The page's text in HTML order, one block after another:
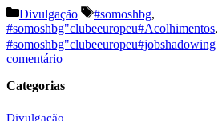
Categorias
Divulgação Etiquetas
#somoshbg,
#somoshbg"clubeeuropeu#Acolhimentos,
#somoshbg"clubeeuropeu#jobshadowing
comentário
Categorias
Divulgação